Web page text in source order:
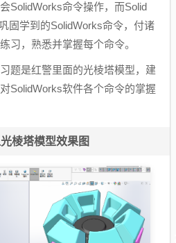
SolidWorks命令操作，而Solid
固学到的SolidWorks命令，付诸
习，熟悉并掌握每个命令。
题是红警里面的光棱塔模型，建
SolidWorks软件各个命令的掌握
棱塔模型效果图